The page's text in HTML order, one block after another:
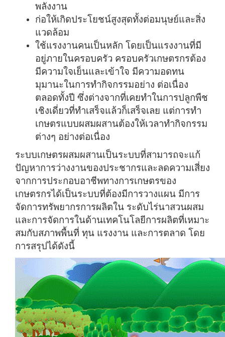
พลังงาน
ก่อให้เกิดประโยชน์สูงสุดทั้งต่อมนุษย์และสิ่ง
แวดล้อม
ใช้แรงงานคนเป็นหลัก โดยเป็นแรงงานที่มี
อยู่ภายในครอบครัว ครอบครัวเกษตรกรต้อง
มีความใจเย็นและเข้าใจ มีความอดทน
มุมานะในการทำกิจกรรมอย่าง ต่อเนื่อง
ตลอดทั้งปี ซึ่งต่างจากที่เคยทำในการปลูกพืช
เชิงเดี่ยวที่ทำเสร็จแล้วก็เสร็จเลย แต่การทำ
เกษตรแบบผสมผสานต้องให้เวลาทำกิจกรรม
ต่างๆ อย่างต่อเนื่อง
ระบบเกษตรผสมผสานเป็นระบบที่สามารถจะแก้
ปัญหาการว่างงานของประชากรและลดความเสี่ยง
จากการประกอบอาชีพทางการเกษตรของ
เกษตรกรได้เป็นระบบที่ต้องมีการวางแผน มีการ
จัดการทรัพยากรการผลิตใน ระดับไร่นาสวนผสม
และการจัดการในด้านเทคโนโลยีการผลิตที่เหมาะ
สมกับสภาพพื้นที่ ทุน แรงงาน และการตลาด โดย
การสรุปได้ดังนี้